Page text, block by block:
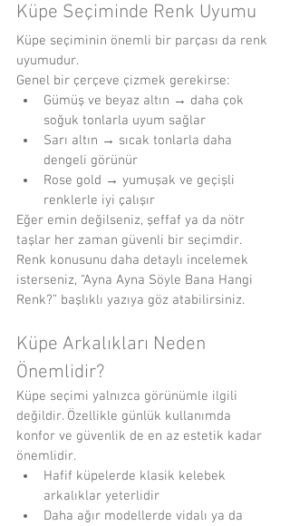
Küpe Seçiminde Renk Uyumu
Küpe seçiminin önemli bir parçası da renk
uyumudur.
Genel bir çerçeve çizmek gerekirse:
Gümüş ve beyaz altın → daha çok
soğuk tonlarla uyum sağlar
Sarı altın → sıcak tonlarla daha
dengeli görünür
Rose gold → yumuşak ve geçişli
renklerle iyi çalışır
Eğer emin değilseniz, şeffaf ya da nötr
taşlar her zaman güvenli bir seçimdir.
Renk konusunu daha detaylı incelemek
isterseniz, “Ayna Ayna Söyle Bana Hangi
Renk?” başlıklı yazıya göz atabilirsiniz.
Küpe Arkalıkları Neden
Önemlidir?
Küpe seçimi yalnızca görünümle ilgili
değildir. Özellikle günlük kullanımda
konfor ve güvenlik de en az estetik kadar
önemlidir.
Hafif küpelerde klasik kelebek
arkalıklar yeterlidir
Daha ağır modellerde vidalı ya da